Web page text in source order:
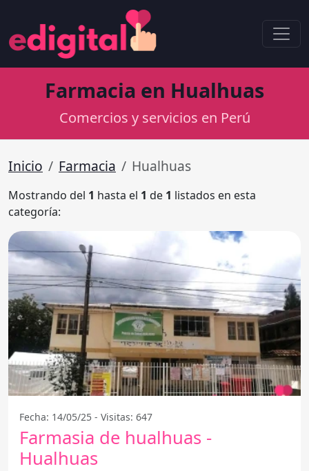
Farmacia en Hualhuas
Comercios y servicios en Perú
Inicio Farmacia Hualhuas
Mostrando del 1 hasta el 1 de 1 listados en esta
categoría:
Fecha: 14/05/25 - Visitas: 647
Farmasia de hualhuas -
Hualhuas